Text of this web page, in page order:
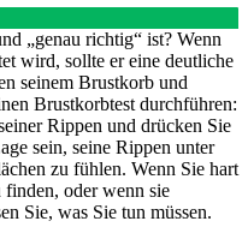
„genau richtig“ ist? Wenn
wird, sollte er eine deutliche
seinem Brustkorb und
Brustkorbtest durchführen:
Rippen und drücken Sie
sein, seine Rippen unter
zu fühlen. Wenn Sie hart
finden, oder wenn sie
Sie, was Sie tun müssen.